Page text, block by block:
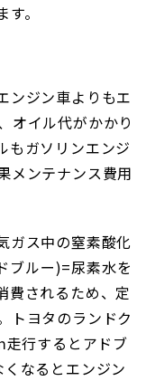
。
ンジン車よりもエ
オイル代がかかり
もガソリンエンジ
メンテナンス費用
ガス中の窒素酸化
ブルー)=尿素水を
費されるため、定
トヨタのランドク
走行するとアドブ
なるとエンジン